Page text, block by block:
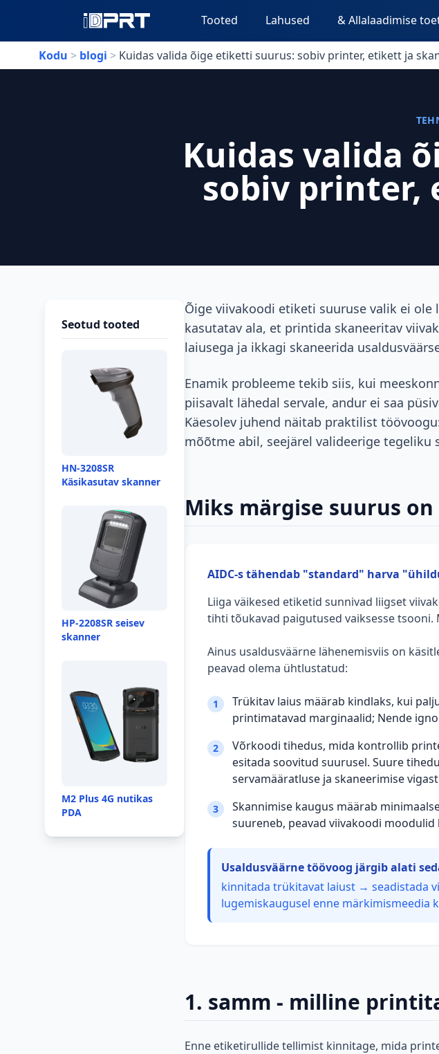
Tooted Lahused & Allalaadimise
Kodu > blogi > Kuidas valida õige etiketti suurus: sobiv printer, etikett ja
Kuidas valida
sobiv printer,
Seotud tooted
HN-3208SR
Käsikasutav skanner
HP-2208SR seisev
skanner
M2 Plus 4G nutikas
PDA
Õige viivakoodi etiketi suuruse valik ei
kasutatav ala, et printida skaneeritav
laiusega ja ikkagi skaneerida
Enamik probleeme tekib siis, kui
piisavalt lähedal servale, andur ei saa
Käesolev juhend näitab praktilist
mõõtme abil, seejärel valideerige
Miks märgise suurus
AIDC-s tähendab "standard" harva
Liiga väikesed etiketid sunnivad liigset
tihti tõukavad paigutused vaiksesse
Ainus usaldusväärne lähenemisviis on
peavad olema ühtlustatud:
1
Trükitav laius määrab kindlaks, kui
printimatavad marginaalid; Nende
2
Võrkoodi tihedus, mida kontrollib
esitada soovitud suurusel. Suure
servamääratluse ja skaneerimise
3
Skannimise kaugus määrab
suureneb, peavad viivakoodi
Usaldusväärne töövoog järgib alati
kinnitada trükitavat laiust → seadistada
lugemiskaugusel enne märkimismeedia
1. samm - milline
Enne etiketirullide tellimist kinnitage, mida